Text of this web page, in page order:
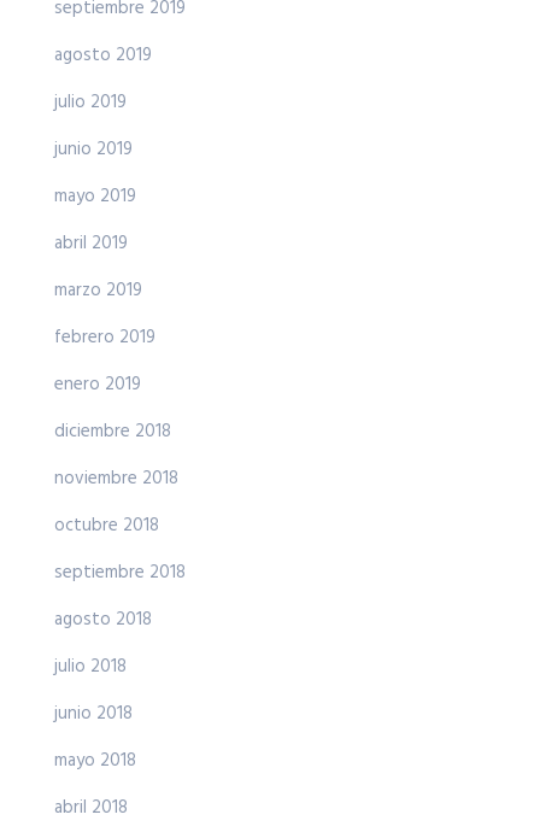
septiembre 2019
agosto 2019
julio 2019
junio 2019
mayo 2019
abril 2019
marzo 2019
febrero 2019
enero 2019
diciembre 2018
noviembre 2018
octubre 2018
septiembre 2018
agosto 2018
julio 2018
junio 2018
mayo 2018
abril 2018